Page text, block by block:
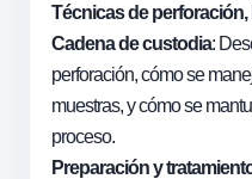
Técnicas de
Cadena de custodia:
perforación, cómo se
muestras, y cómo se
proceso.
Preparación y